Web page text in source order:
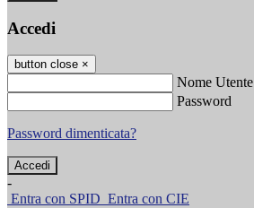
Accedi
button close ×
Nome Utente
Password
Password dimenticata?
-
Entra con SPID Entra con CIE